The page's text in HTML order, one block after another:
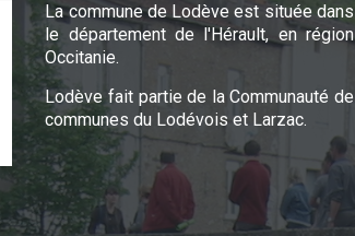
La commune de Lodève est située dans
le département de l'Hérault, en région
Occitanie.
Lodève fait partie de la Communauté de
communes du Lodévois et Larzac.